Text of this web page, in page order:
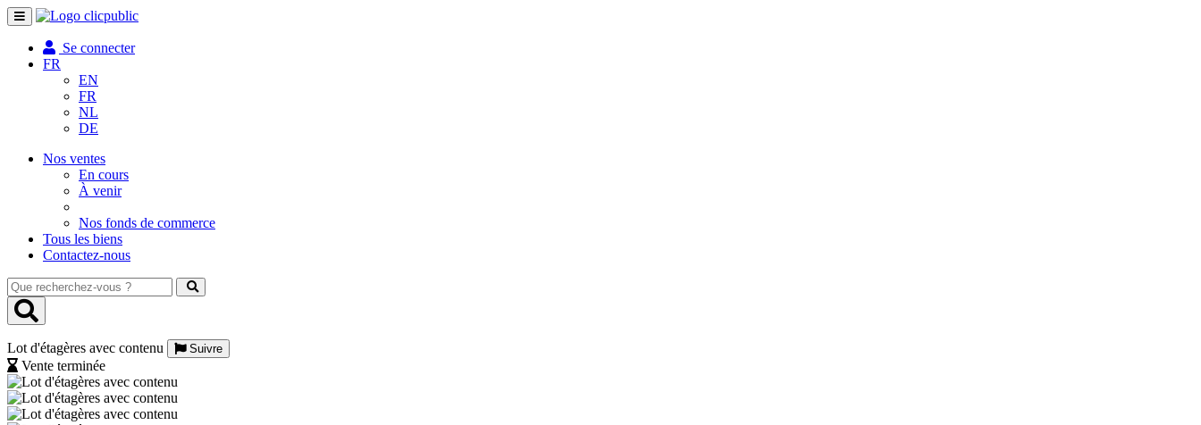
Toggle
navigation
Se connecter
FR
EN
FR
NL
DE
Nos ventes
En cours
À venir
Nos fonds de commerce
Tous les biens
Contactez-nous
Que
recherchez-
vous
Lot d'étagères avec contenu
Suivre
Vente terminée